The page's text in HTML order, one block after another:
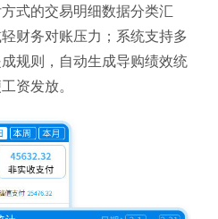
式的交易明细数据分类汇
财务对账压力；系统支持多
规则，自动生成导购绩效统
资发放。